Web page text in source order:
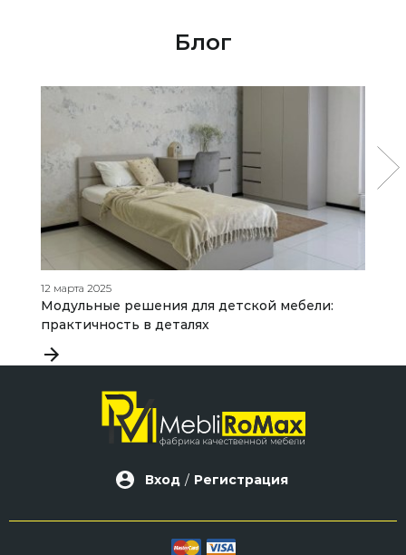
Блог
12 марта 2025
Модульные решения для детской мебели:
практичность в деталях
Вход / Регистрация